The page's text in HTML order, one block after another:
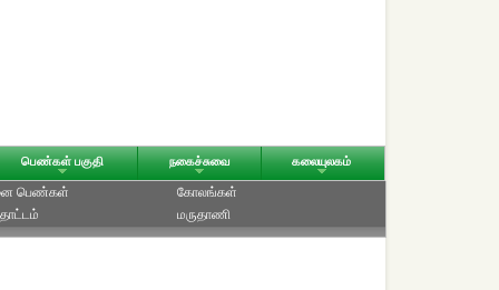
பெண்கள் பகுதி நகைச்சுவை கலையுலகம்
பெண்கள்
கோலங்கள்
மருதாணி